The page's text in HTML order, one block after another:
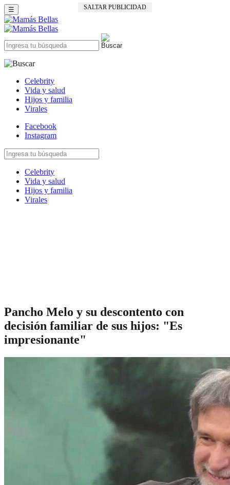
SALTAR PUBLICIDAD
☰
Celebrity
Vida y salud
Hijos y familia
Virales
Facebook
Instagram
Celebrity
Vida y salud
Hijos y familia
Virales
Pancho Melo y su descontento con
decisión familiar de sus hijos: "Es
impresionante"